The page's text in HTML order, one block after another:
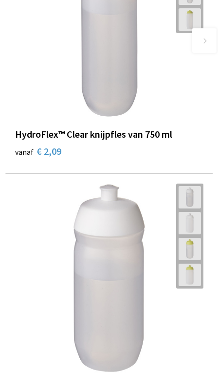
HydroFlex™ Clear knijpfles van 750 ml
vanaf € 2,09